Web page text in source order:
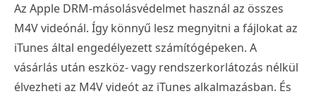
Az Apple DRM-másolásvédelmet használ az összes
M4V videónál. Így könnyű lesz megnyitni a fájlokat az
iTunes által engedélyezett számítógépeken. A
vásárlás után eszköz- vagy rendszerkorlátozás nélkül
élvezheti az M4V videót az iTunes alkalmazásban. És